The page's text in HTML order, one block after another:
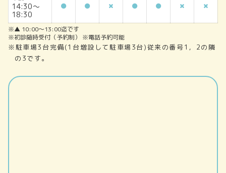
14:30～
18:30
※▲ 10:00～13:00迄です
※初診随時受付（予約制） ※電話予約可能
※駐車場3台完備(1台増設して駐車場3台)従来の番号1，2の隣
の3です。